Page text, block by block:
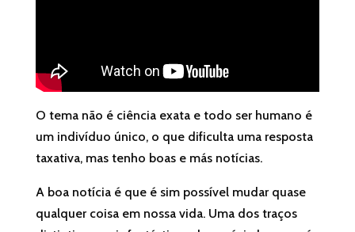
O tema não é ciência exata e todo ser humano é
um indivíduo único, o que dificulta uma resposta
taxativa, mas tenho boas e más notícias.
A boa notícia é que é sim possível mudar quase
qualquer coisa em nossa vida. Uma dos traços